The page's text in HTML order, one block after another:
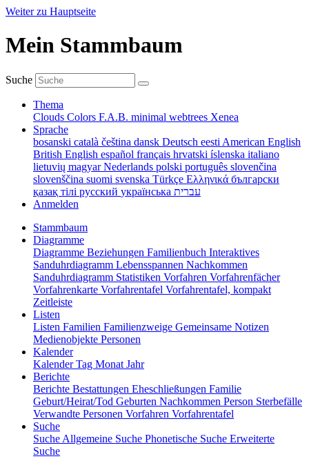
Weiter zu Hauptseite
Mein Stammbaum
Suche
Thema
Clouds Colors F.A.B. minimal webtrees Xenea
Sprache
bosanski català čeština dansk Deutsch eesti American English
British English español français hrvatski íslenska italiano
lietuvių magyarNederlands polski português slovenčina
slovenščina suomi svenska Türkçe Ελληνικά български
қазақ тілі русский українська עברית
Anmelden
Stammbaum
Diagramme
Diagramme Beziehungen Familienbuch Interaktives
Sanduhrdiagramm Lebensspannen Nachkommen
Sanduhrdiagramm Statistiken Vorfahren Vorfahrenfächer
Vorfahrenkarte Vorfahrentafel Vorfahrentafel, kompakt
Zeitleiste
Listen
Listen Familien Familienzweige Gemeinsame Notizen
Medienobjekte Personen
Kalender
KalenderTag Monat Jahr
Berichte
Berichte Bestattungen Eheschließungen Familie
Geburt/Heirat/Tod Geburten Nachkommen Person Sterbefälle
Verwandte Personen Vorfahren Vorfahrentafel
Suche
Suche Allgemeine Suche Phonetische Suche Erweiterte
Suche